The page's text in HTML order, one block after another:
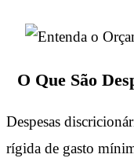
O Que São
Despesas
rígida de gasto